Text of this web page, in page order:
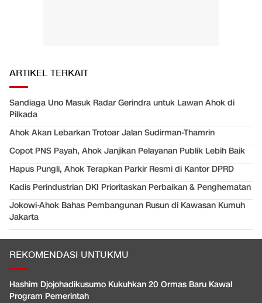
ARTIKEL TERKAIT
Sandiaga Uno Masuk Radar Gerindra untuk Lawan Ahok di
Pilkada
Ahok Akan Lebarkan Trotoar Jalan Sudirman-Thamrin
Copot PNS Payah, Ahok Janjikan Pelayanan Publik Lebih Baik
Hapus Pungli, Ahok Terapkan Parkir Resmi di Kantor DPRD
Kadis Perindustrian DKI Prioritaskan Perbaikan & Penghematan
Jokowi-Ahok Bahas Pembangunan Rusun di Kawasan Kumuh
Jakarta
REKOMENDASI UNTUKMU
Hashim Djojohadikusumo Kukuhkan 20 Ormas Baru Kawal
Program Pemerintah